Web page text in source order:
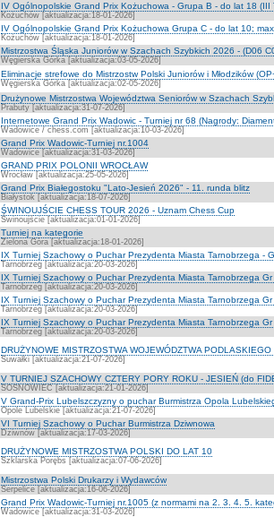
IV Ogólnopolskie Grand Prix Kożuchowa - Grupa B - do lat 18 (III
Kożuchów [aktualizacja:18-01-2026]
IV Ogólnopolskie Grand Prix Kożuchowa Grupa C - do lat 10;
Kożuchów [aktualizacja:18-01-2026]
Mistrzostwa Śląska Juniorów w Szachach Szybkich 2026 - (D06
Węgierska Górka [aktualizacja:03-05-2026]
Eliminacje strefowe do Mistrzostw Polski Juniorów i Młodzików
Węgierska Górka [aktualizacja:02-05-2026]
Drużynowe Mistrzostwa Województwa Seniorów w Szachach
Prabuty [aktualizacja:31-07-2026]
Internetowe Grand Prix Wadowic - Turniej nr 68 (Nagrody:
Wadowice / chess.com [aktualizacja:10-03-2026]
Grand Prix Wadowic-Turniej nr.1004
Wadowice [aktualizacja:31-03-2026]
GRAND PRIX POLONII WROCŁAW
Wrocław [aktualizacja:25-05-2026]
Grand Prix Białegostoku "Lato-Jesień 2026" - 11. runda blitz
Białystok [aktualizacja:18-07-2026]
ŚWINOUJŚCIE CHESS TOUR 2026 - Uznam Chess Cup
Świnoujście [aktualizacja:01-01-2026]
Turniej na kategorie
Zielona Góra [aktualizacja:18-01-2026]
IX Turniej Szachowy o Puchar Prezydenta Miasta Tarnobrzega -
Tarnobrzeg [aktualizacja:20-03-2026]
IX Turniej Szachowy o Puchar Prezydenta Miasta Tarnobrzega
Tarnobrzeg [aktualizacja:20-03-2026]
IX Turniej Szachowy o Puchar Prezydenta Miasta Tarnobrzega
Tarnobrzeg [aktualizacja:20-03-2026]
IX Turniej Szachowy o Puchar Prezydenta Miasta Tarnobrzega Gr
Tarnobrzeg [aktualizacja:20-03-2026]
DRUŻYNOWE MISTRZOSTWA WOJEWÓDZTWA
Suwałki [aktualizacja:21-07-2026]
V TURNIEJ SZACHOWY CZTERY PORY ROKU - JESIEŃ (do
SOSNOWIEC [aktualizacja:21-01-2026]
V Grand-Prix Lubelszczyzny o puchar Burmistrza Opola
Opole Lubelskie [aktualizacja:21-07-2026]
VI Turniej Szachowy o Puchar Burmistrza Dziwnowa
Dziwnów [aktualizacja:17-03-2026]
DRUŻYNOWE MISTRZOSTWA POLSKI DO LAT 10
Szklarska Porębs [aktualizacja:07-06-2026]
Mistrzostwa Polski Drukarzy i Wydawców
Serpelice [aktualizacja:16-06-2026]
Grand Prix Wadowic-Turniej nr.1005 (z normami na 2. 3. 4. 5.
Wadowice [aktualizacja:31-03-2026]